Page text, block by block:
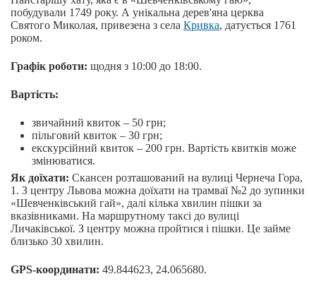
побудували 1749 року. А унікальна дерев'яна церква
Святого Миколая, привезена з села Кривка, датується 1761
роком.
Графік роботи: щодня з 10:00 до 18:00.
Вартість:
звичайний квиток – 50 грн;
пільговий квиток – 30 грн;
екскурсійний квиток – 200 грн. Вартість квитків може
змінюватися.
Як доїхати: Скансен розташований на вулиці Чернеча Гора,
1. З центру Львова можна доїхати на трамваї №2 до зупинки
«Шевченківський гай», далі кілька хвилин пішки за
вказівниками. На маршрутному таксі до вулиці
Личаківської. З центру можна пройтися і пішки. Це займе
близько 30 хвилин.
GPS-координати: 49.844623, 24.065680.